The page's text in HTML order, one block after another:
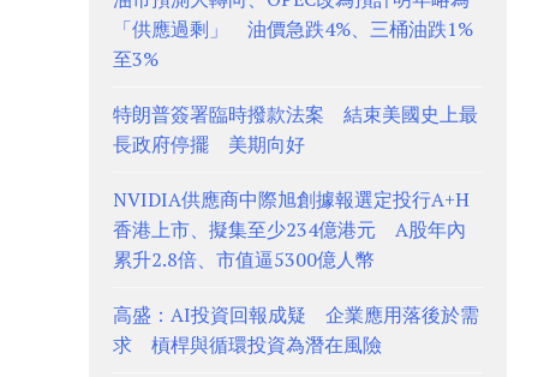
「供應過剩」 油價急跌4%、三桶油跌1%
至3%
特朗普簽署臨時撥款法案 結束美國史上最
長政府停擺 美期向好
NVIDIA供應商中際旭創據報選定投行A+H
香港上市、擬集至少234億港元 A股年內
累升2.8倍、市值逼5300億人幣
高盛：AI投資回報成疑 企業應用落後於需
求 槓桿與循環投資為潛在風險